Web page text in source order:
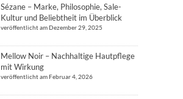
Sézane – Marke, Philosophie, Sale-
Kultur und Beliebtheit im Überblick
veröffentlicht am Dezember 29, 2025
Mellow Noir – Nachhaltige Hautpflege
mit Wirkung
veröffentlicht am Februar 4, 2026